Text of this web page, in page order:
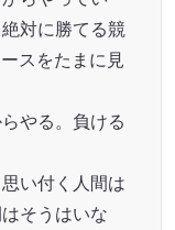
対に勝てる競
スをたまに見
やる。負ける
い付く人間は
そうはいな